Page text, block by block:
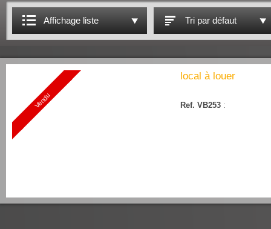
Affichage liste Tri par défaut
Vendu
local à louer
Ref. VB253 :